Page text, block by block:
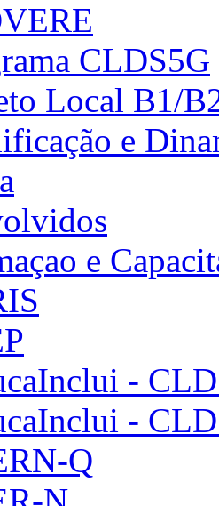
CLDS5G
Local B1/
e
e
-
-
Q